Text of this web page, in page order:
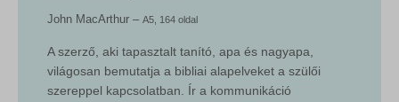
John MacArthur – A5, 164 oldal
A szerző, aki tapasztalt tanító, apa és nagyapa,
világosan bemutatja a bibliai alapelveket a szülői
szereppel kapcsolatban. Ír a kommunikáció